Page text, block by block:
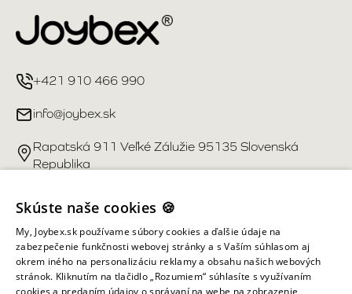
+421 910 466 990
info@joybex.sk
Rapatská 911 Veľké Zálužie 95135 Slovenská
Republika
Užitočné odkazy
Účet
Informácie obchodu
Skúste naše cookies 🍪
My, Joybex.sk používame súbory cookies a ďalšie údaje na
zabezpečenie funkčnosti webovej stránky a s Vaším súhlasom aj
okrem iného na personalizáciu reklamy a obsahu našich webových
stránok. Kliknutím na tlačidlo „Rozumiem“ súhlasíte s využívaním
cookies a predaním údajov o správaní na webe na zobrazenie